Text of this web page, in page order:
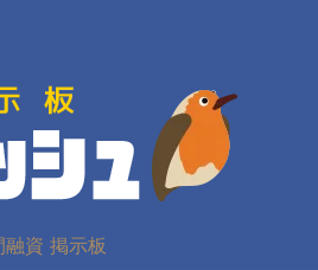
資 掲示板